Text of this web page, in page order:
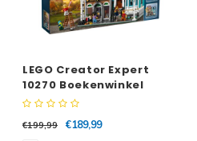
LEGO Creator Expert
10270 Boekenwinkel
€199,99
€189,99